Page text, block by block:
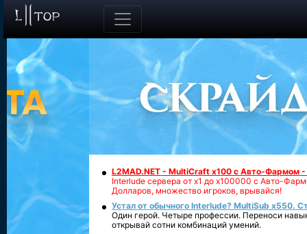
L2MAD.NET - MultiCraft x100 с Авто-Фармом
Interlude сервера от х1 до х100000 с Авто-
Долларов, множество игроков, врывайся!
Устал от обычного Interlude? MultiSub x550.
Один герой. Четыре профессии. Переноси
открывай сотни комбинаций умений.